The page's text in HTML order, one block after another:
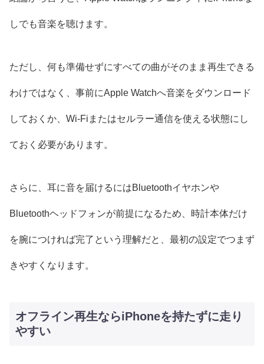
しでも音楽を聴けます。
ただし、何も準備せずにすべての曲がそのまま再生できる
わけではなく、事前にApple Watchへ音楽をダウンロード
しておくか、Wi-Fiまたはセルラー通信を使える状態にし
ておく必要があります。
さらに、耳に音を届けるにはBluetoothイヤホンや
Bluetoothヘッドフォンが前提になるため、時計本体だけ
を腕につければ完了という理解だと、最初の設定でつまず
きやすくなります。
オフライン再生ならiPhoneを持たずに走り
やすい